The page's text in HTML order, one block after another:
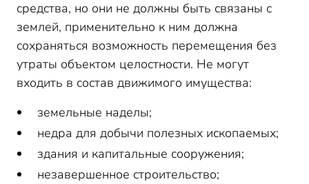
средства, но они не должны быть связаны с
землей, применительно к ним должна
сохраняться возможность перемещения без
утраты объектом целостности. Не могут
входить в состав движимого имущества:
земельные наделы;
недра для добычи полезных ископаемых;
здания и капитальные сооружения;
незавершенное строительство;